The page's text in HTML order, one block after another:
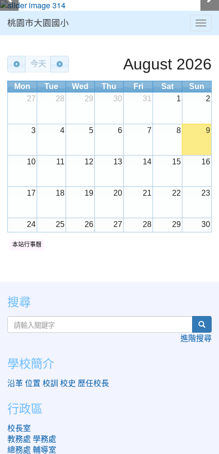
桃園市大園國小
Calendar
今天 August 2026
Mon Tue Wed Thu Fri Sat
Sun
27
28 29 30 31 1 2
3 4 5 6 7 8 9
10 11 12 13 14 15 16
17 18 19 20 21 22 23
24 25 26 27 28 29 30
本站行事曆
:::
搜尋
進階搜尋
學校簡介
沿革 位置 校訓 校史 歷任校長
行政區
校長室
教務處 學務處
總務處 輔導室